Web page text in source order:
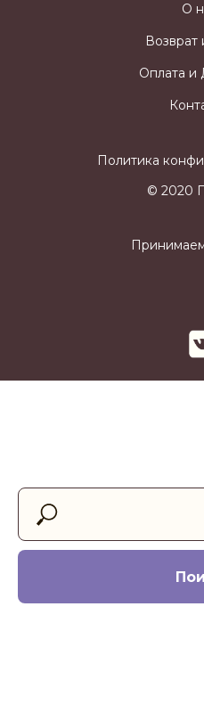
© 2020
О
Оплата и
Политика